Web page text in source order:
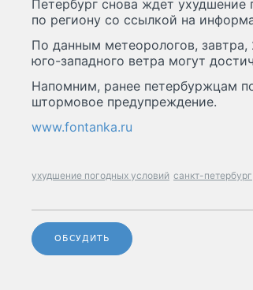
Петербург снова ждет
по региону со ссылкой на
По данным метеорологов,
юго-западного ветра могут
Напомним, ранее петербуржцам
штормовое предупреждение.
www.fontanka.ru
ухудшение погодных условий санкт-петербург
ОБСУДИТЬ